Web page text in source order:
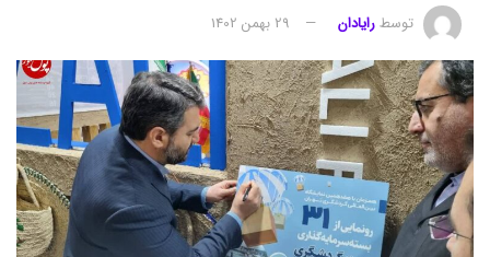
توسطرایادان 29 بهمن 1402